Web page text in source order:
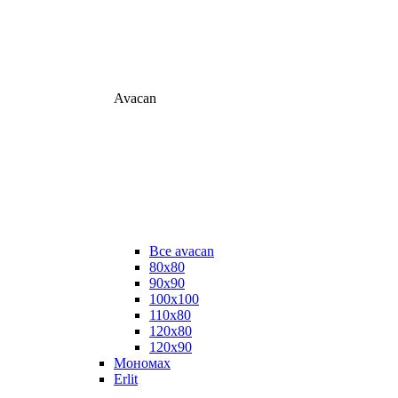
Avacan
Все avacan
80х80
90х90
100х100
110х80
120х80
120х90
Мономах
Erlit